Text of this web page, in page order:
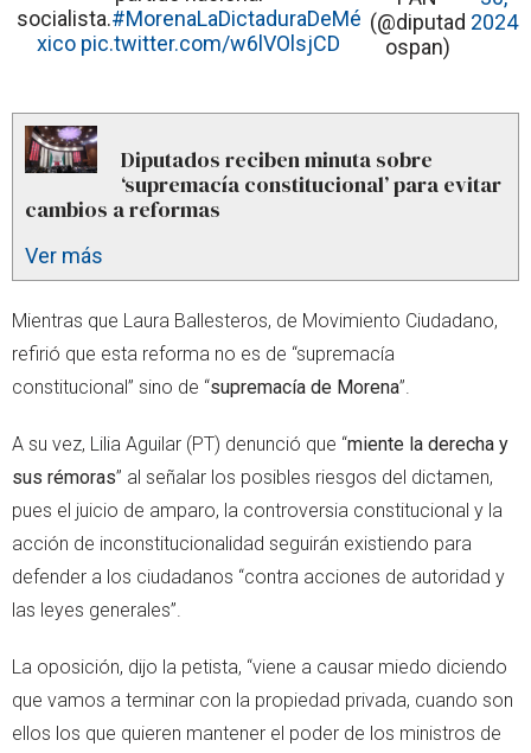
socialista.#MorenaLaDictaduraDeMé
xico pic.twitter.com/w6lVOlsjCD
(@diputad
ospan)
2024
Diputados reciben minuta sobre
‘supremacía constitucional’ para evitar
cambios a reformas
Ver más
Mientras que Laura Ballesteros, de Movimiento Ciudadano,
refirió que esta reforma no es de “supremacía
constitucional” sino de “supremacía de Morena”.
A su vez, Lilia Aguilar (PT) denunció que “miente la derecha y
sus rémoras” al señalar los posibles riesgos del dictamen,
pues el juicio de amparo, la controversia constitucional y la
acción de inconstitucionalidad seguirán existiendo para
defender a los ciudadanos “contra acciones de autoridad y
las leyes generales”.
La oposición, dijo la petista, “viene a causar miedo diciendo
que vamos a terminar con la propiedad privada, cuando son
ellos los que quieren mantener el poder de los ministros de